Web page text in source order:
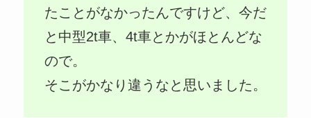
たことがなかったんですけど、今だ
と中型2t車、4t車とかがほとんどな
ので。
そこがかなり違うなと思いました。